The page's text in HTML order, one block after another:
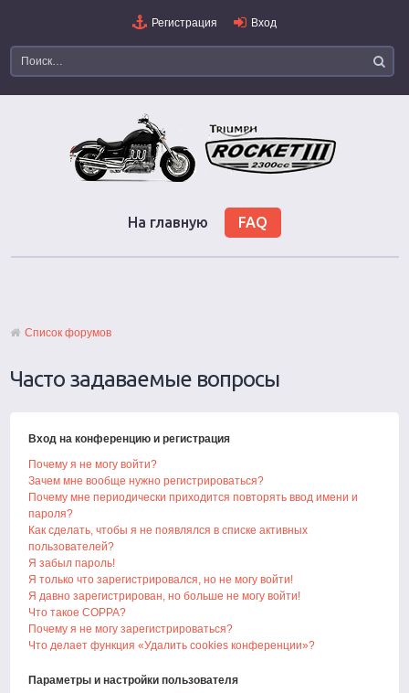
Регистрация Вход
На главную FAQ
Список форумов
Часто задаваемые вопросы
Вход на конференцию и регистрация
Почему я не могу войти?
Зачем мне вообще нужно регистрироваться?
Почему мне периодически приходится повторять ввод имени и
пароля?
Как сделать, чтобы я не появлялся в списке активных
пользователей?
Я забыл пароль!
Я только что зарегистрировался, но не могу войти!
Я давно зарегистрирован, но больше не могу войти!
Что такое COPPA?
Почему я не могу зарегистрироваться?
Что делает функция «Удалить cookies конференции»?
Параметры и настройки пользователя